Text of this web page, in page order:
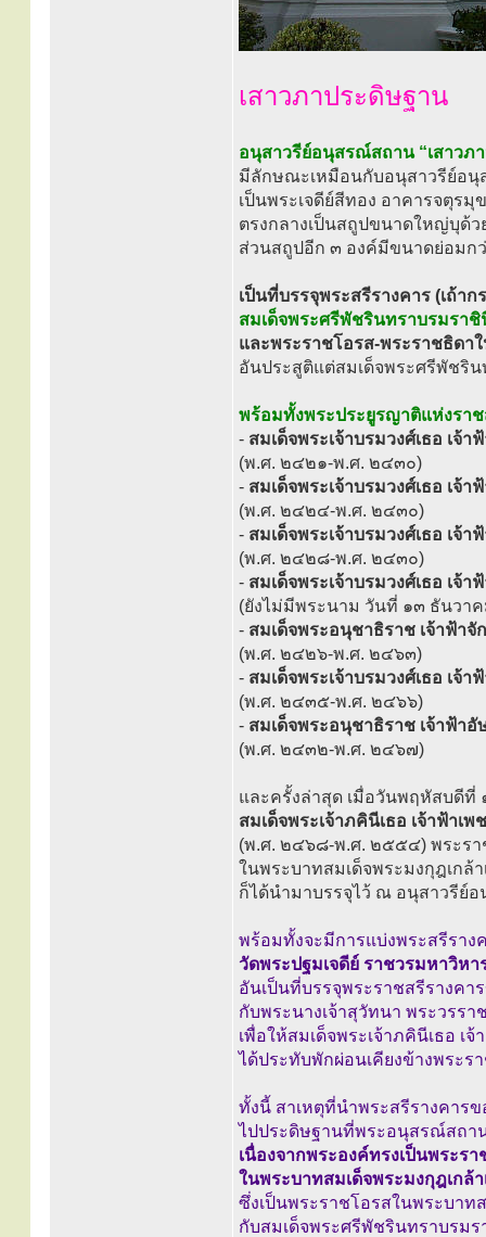
เสาวภาประดิษฐาน
อนุสาวรีย์อนุสรณ์สถาน “เสาวภ
มีลักษณะเหมือนกับอนุสาวรีย์อนุ
เป็นพระเจดีย์สีทอง อาคารจตุร
ตรงกลางเป็นสถูปขนาดใหญ่บุด้ว
ส่วนสถูปอีก ๓ องค์มีขนาดย่อมก
เป็นที่บรรจุพระสรีรางคาร (เถ้าก
สมเด็จพระศรีพัชรินทราบรมรา
และพระราชโอรส-พระราชธิดา
อันประสูติแต่สมเด็จพระศรีพัชริ
พร้อมทั้งพระประยูรญาติแห่งรา
- สมเด็จพระเจ้าบรมวงศ์เธอ เ
(พ.ศ. ๒๔๒๑-พ.ศ. ๒๔๓๐)
- สมเด็จพระเจ้าบรมวงศ์เธอ เจ้า
(พ.ศ. ๒๔๒๔-พ.ศ. ๒๔๓๐)
- สมเด็จพระเจ้าบรมวงศ์เธอ เจ้
(พ.ศ. ๒๔๒๘-พ.ศ. ๒๔๓๐)
- สมเด็จพระเจ้าบรมวงศ์เธอ เจ้า
(ยังไม่มีพระนาม วันที่ ๑๓ ธันวา
- สมเด็จพระอนุชาธิราช เจ้าฟ้า
(พ.ศ. ๒๔๒๖-พ.ศ. ๒๔๖๓)
- สมเด็จพระเจ้าบรมวงศ์เธอ เ
(พ.ศ. ๒๔๓๕-พ.ศ. ๒๔๖๖)
- สมเด็จพระอนุชาธิราช เจ้าฟ้า
(พ.ศ. ๒๔๓๒-พ.ศ. ๒๔๖๗)
และครั้งล่าสุด เมื่อวันพฤหัสบดีที่
สมเด็จพระเจ้าภคินีเธอ เจ้าฟ้า
(พ.ศ. ๒๔๖๘-พ.ศ. ๒๕๕๔) พระรา
ในพระบาทสมเด็จพระมงกุฎเกล้
ก็ได้นำมาบรรจุไว้ ณ อนุสาวรีย์อ
พร้อมทั้งจะมีการแบ่งพระสรีราง
วัดพระปฐมเจดีย์ ราชวรมหาวิหา
อันเป็นที่บรรจุพระราชสรีรางคา
กับพระนางเจ้าสุวัทนา พระวรรา
เพื่อให้สมเด็จพระเจ้าภคินีเธอ
ได้ประทับพักผ่อนเคียงข้างพระ
ทั้งนี้ สาเหตุที่นำพระสรีรางคารข
ไปประดิษฐานที่พระอนุสรณ์สถาน
เนื่องจากพระองค์ทรงเป็นพระรา
ในพระบาทสมเด็จพระมงกุฎเกล้
ซึ่งเป็นพระราชโอรสในพระบาท
กับสมเด็จพระศรีพัชรินทราบรม